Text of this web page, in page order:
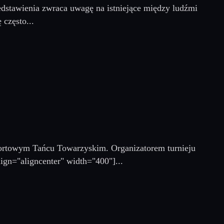
zwraca uwagę na istniejące między ludźmi
często...
Tańcu Towarzyskim. Organizatorem turnieju
width="400"]...